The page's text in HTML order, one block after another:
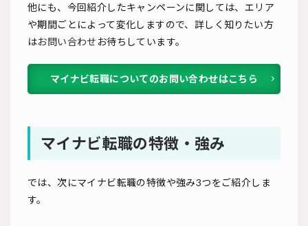
他にも、今回紹介したキャンペーンに関しては、エリア
や期間ごとによって変化しますので、詳しく知りたい方
はお問い合わせ お待ちしています。
マイナビ転職についてのお問い合わせはこちら
マイナビ転職の特徴・強み
では、次にマイナビ転職の特徴や強み3つをご紹介しま
す。